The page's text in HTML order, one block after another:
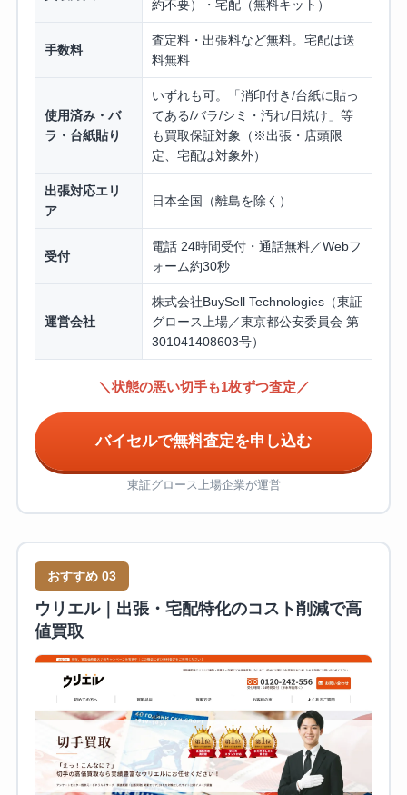
約不要）・宅配（無料キット）
手数料
査定料・出張料など無料。宅配は送
料無料
使用済み・バ
ラ・台紙貼り
いずれも可。「消印付き/台紙に貼っ
てある/バラ/シミ・汚れ/日焼け」等
も買取保証対象（※出張・店頭限
定、宅配は対象外）
出張対応エリ
ア
日本全国（離島を除く）
受付
電話 24時間受付・通話無料／Webフ
ォーム約30秒
運営会社
株式会社BuySell Technologies（東証
グロース上場／東京都公安委員会 第
301041408603号）
＼状態の悪い切手も1枚ずつ査定／
バイセルで無料査定を申し込む
東証グロース上場企業が運営
おすすめ 03
ウリエル｜出張・宅配特化のコスト削減で高
値買取